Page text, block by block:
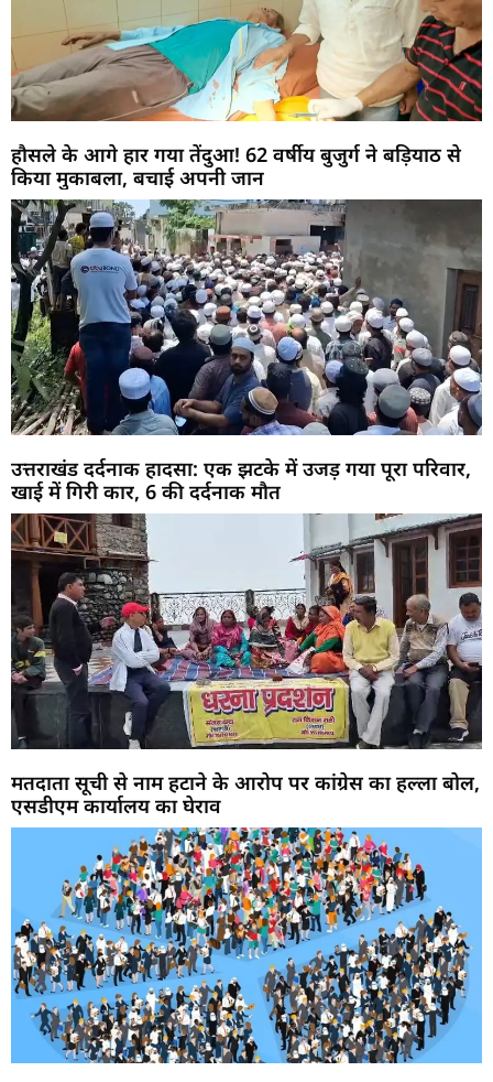
हौसले के आगे हार गया तेंदुआ! 62 वर्षीय बुजुर्ग ने बड़ियाठ से
किया मुकाबला, बचाई अपनी जान
उत्तराखंड दर्दनाक हादसा: एक झटके में उजड़ गया पूरा परिवार,
खाई में गिरी कार, 6 की दर्दनाक मौत
मतदाता सूची से नाम हटाने के आरोप पर कांग्रेस का हल्ला बोल,
एसडीएम कार्यालय का घेराव